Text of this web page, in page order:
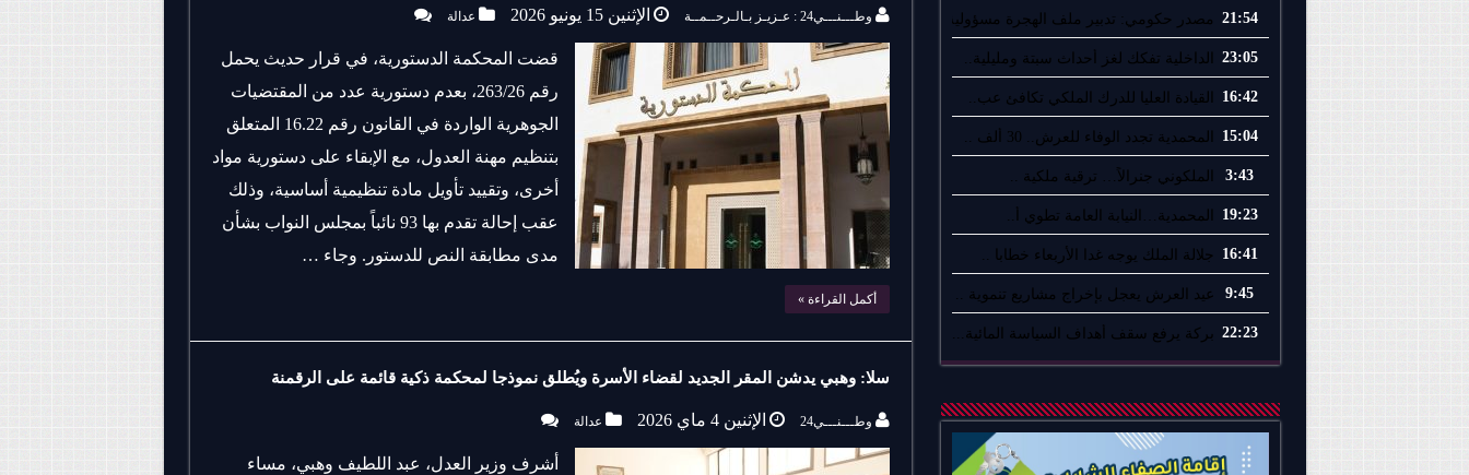
وطـــنـــي24 : عـزيـز بـالـرحــمــة الإثنين 15 يونيو 2026 عدالة
قضت المحكمة الدستورية، في قرار حديث يحمل
رقم 263/26، بعدم دستورية عدد من المقتضيات
الجوهرية الواردة في القانون رقم 16.22 المتعلق
بتنظيم مهنة العدول، مع الإبقاء على دستورية مواد
أخرى، وتقييد تأويل مادة تنظيمية أساسية، وذلك
عقب إحالة تقدم بها 93 نائباً بمجلس النواب بشأن
مدى مطابقة النص للدستور. وجاء …
أكمل القراءة »
سلا: وهبي يدشن المقر الجديد لقضاء الأسرة ويُطلق نموذجا لمحكمة ذكية قائمة على الرقمنة
وطـــنـــي24 الإثنين 4 ماي 2026 عدالة
أشرف وزير العدل، عبد اللطيف وهبي، مساء
21:54 مصدر حكومي: تدبير ملف الهجرة مسؤولية..
23:05 الداخلية تفكك لغز أحداث سبتة ومليلية..
16:42 القيادة العليا للدرك الملكي تكافئ عب..
15:04 المحمدية تجدد الوفاء للعرش.. 30 ألف ..
3:43 الملكوني جنرالاً… ترقية ملكية ..
19:23 المحمدية…النيابة العامة تطوي أ..
16:41 جلالة الملك يوجه غدا الأربعاء خطابا ..
9:45 عيد العرش يعجل بإخراج مشاريع تنموية ..
22:23 بركة يرفع سقف أهداف السياسة المائية...